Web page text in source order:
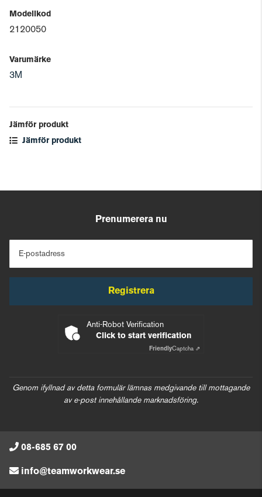
Modellkod
2120050
Varumärke
3M
Jämför produkt
Jämför produkt
Prenumerera nu
E-postadress
Registrera
Anti-Robot Verification
Click to start verification
FriendlyCaptcha ⇗
Genom ifyllnad av detta formulär lämnas medgivande till mottagande
av e-post innehållande marknadsföring.
08-685 67 00
info@teamworkwear.se